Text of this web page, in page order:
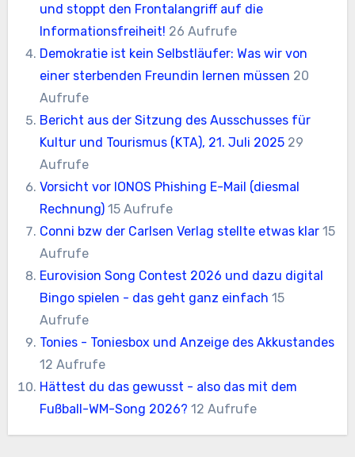
und stoppt den Frontalangriff auf die
Informationsfreiheit! 26 Aufrufe
Demokratie ist kein Selbstläufer: Was wir von
einer sterbenden Freundin lernen müssen 20
Aufrufe
Bericht aus der Sitzung des Ausschusses für
Kultur und Tourismus (KTA), 21. Juli 2025 29
Aufrufe
Vorsicht vor IONOS Phishing E-Mail (diesmal
Rechnung) 15 Aufrufe
Conni bzw der Carlsen Verlag stellte etwas klar 15
Aufrufe
Eurovision Song Contest 2026 und dazu digital
Bingo spielen - das geht ganz einfach 15
Aufrufe
Tonies - Toniesbox und Anzeige des Akkustandes
12 Aufrufe
Hättest du das gewusst - also das mit dem
Fußball-WM-Song 2026? 12 Aufrufe